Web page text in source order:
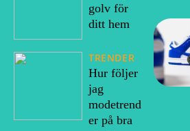
golv för
ditt hem
TRENDER
Hur följer
jag
modetrend
er på bra